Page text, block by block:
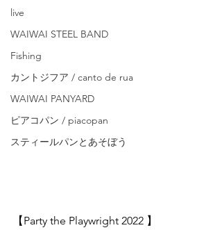
live
WAIWAI STEEL BAND
Fishing
カントジフア / canto de rua
WAIWAI PANYARD
ピアコパン / piacopan
スティールパンとあそぼう
【Party the Playwright 2022 】